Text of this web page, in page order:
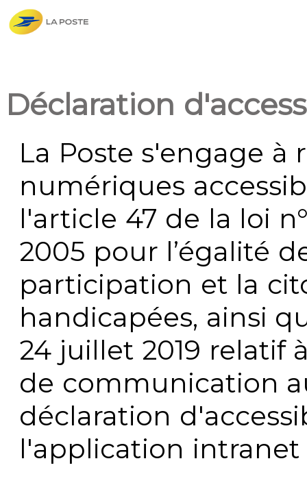
Déclaration
La Poste s'engage à
numériques
l'article 47 de la loi
2005 pour l’égalité
participation et la
handicapées, ainsi
24 juillet 2019 relatif
de communication
déclaration
l'application